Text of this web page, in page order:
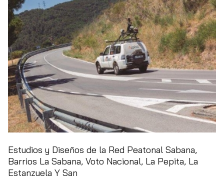
Estudios y Diseños de la Red Peatonal Sabana,
Barrios La Sabana, Voto Nacional, La Pepita, La
Estanzuela Y San